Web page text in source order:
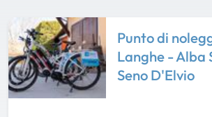
Punto di
Langhe - Alba
Seno D'Elvio